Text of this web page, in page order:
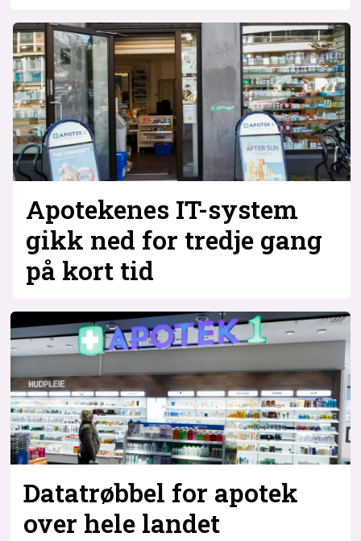
Apotekenes IT-system
gikk ned for tredje gang
på kort tid
Datatrøbbel for apotek
over hele landet